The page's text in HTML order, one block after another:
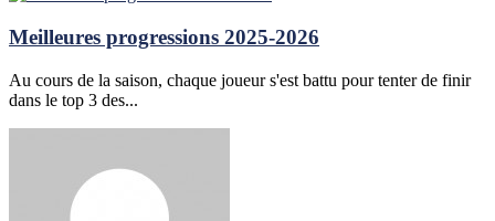
Meilleures progressions 2025-2026
Au cours de la saison, chaque joueur s'est battu pour tenter de finir
dans le top 3 des...